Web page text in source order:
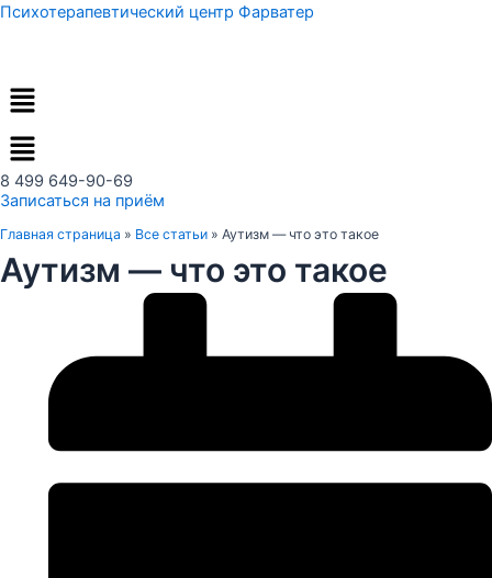
Перейти
Психотерапевтический центр Фарватер
Меню
8 499 649-90-69
Записаться на приём
Главная страница » Все статьи » Аутизм — что это такое
Аутизм — что это такое